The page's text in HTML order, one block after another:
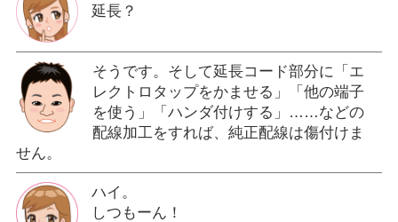
延長？
そうです。そして延長コード部分に「エ
レクトロタップをかませる」「他の端子
を使う」「ハンダ付けする」……などの
配線加工をすれば、純正配線は傷付けま
せん。
ハイ。
しつもーん！